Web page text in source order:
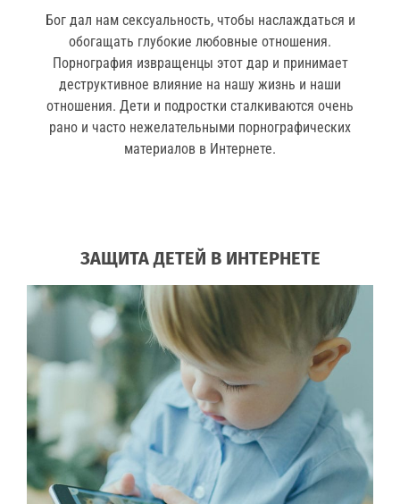
Бог дал нам сексуальность, чтобы наслаждаться и
обогащать глубокие любовные отношения.
Порнография извращенцы этот дар и принимает
деструктивное влияние на нашу жизнь и наши
отношения. Дети и подростки сталкиваются очень
рано и часто нежелательными порнографических
материалов в Интернете.
ЗАЩИТА ДЕТЕЙ В ИНТЕРНЕТЕ